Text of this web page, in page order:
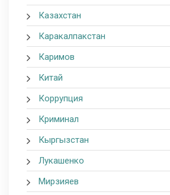
Казахстан
Каракалпакстан
Каримов
Китай
Коррупция
Криминал
Кыргызстан
Лукашенко
Мирзияев